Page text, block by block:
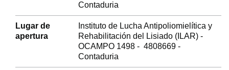
Contaduria
Lugar de
apertura
Instituto de Lucha Antipoliomielítica y
Rehabilitación del Lisiado (ILAR) -
OCAMPO 1498 - 4808669 -
Contaduria